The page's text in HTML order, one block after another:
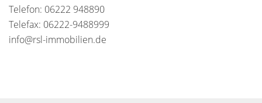
Telefon: 06222 948890
Telefax: 06222-9488999
info@rsl-immobilien.de